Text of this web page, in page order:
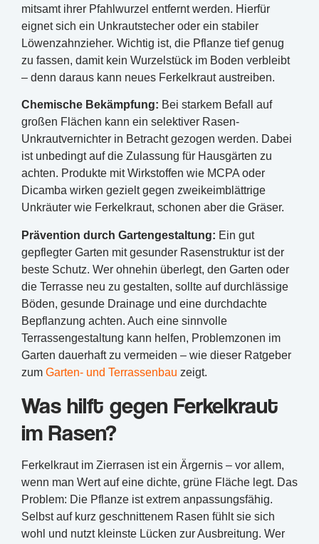
mitsamt ihrer Pfahlwurzel entfernt werden. Hierfür
eignet sich ein Unkrautstecher oder ein stabiler
Löwenzahnzieher. Wichtig ist, die Pflanze tief genug
zu fassen, damit kein Wurzelstück im Boden verbleibt
– denn daraus kann neues Ferkelkraut austreiben.
Chemische Bekämpfung: Bei starkem Befall auf
großen Flächen kann ein selektiver Rasen-
Unkrautvernichter in Betracht gezogen werden. Dabei
ist unbedingt auf die Zulassung für Hausgärten zu
achten. Produkte mit Wirkstoffen wie MCPA oder
Dicamba wirken gezielt gegen zweikeimblättrige
Unkräuter wie Ferkelkraut, schonen aber die Gräser.
Prävention durch Gartengestaltung: Ein gut
gepflegter Garten mit gesunder Rasenstruktur ist der
beste Schutz. Wer ohnehin überlegt, den Garten oder
die Terrasse neu zu gestalten, sollte auf durchlässige
Böden, gesunde Drainage und eine durchdachte
Bepflanzung achten. Auch eine sinnvolle
Terrassengestaltung kann helfen, Problemzonen im
Garten dauerhaft zu vermeiden – wie dieser Ratgeber
zum Garten- und Terrassenbau zeigt.
Was hilft gegen Ferkelkraut
im Rasen?
Ferkelkraut im Zierrasen ist ein Ärgernis – vor allem,
wenn man Wert auf eine dichte, grüne Fläche legt. Das
Problem: Die Pflanze ist extrem anpassungsfähig.
Selbst auf kurz geschnittenem Rasen fühlt sie sich
wohl und nutzt kleinste Lücken zur Ausbreitung. Wer